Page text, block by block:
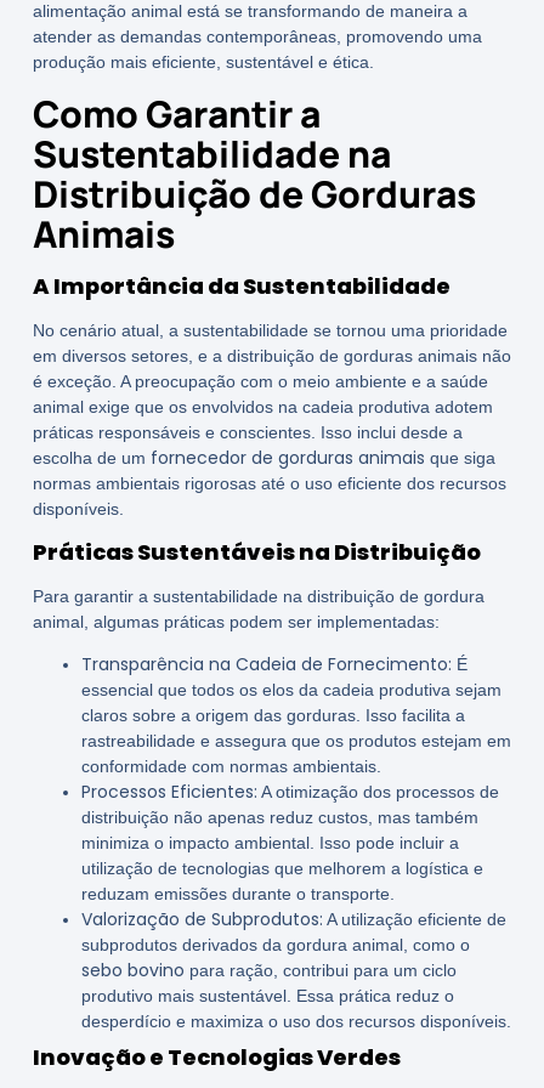
alimentação animal está se transformando de maneira a
atender as demandas contemporâneas, promovendo uma
produção mais eficiente, sustentável e ética.
Como Garantir a
Sustentabilidade na
Distribuição de Gorduras
Animais
A Importância da Sustentabilidade
No cenário atual, a sustentabilidade se tornou uma prioridade
em diversos setores, e a distribuição de gorduras animais não
é exceção. A preocupação com o meio ambiente e a saúde
animal exige que os envolvidos na cadeia produtiva adotem
práticas responsáveis e conscientes. Isso inclui desde a
escolha de um fornecedor de gorduras animais que siga
normas ambientais rigorosas até o uso eficiente dos recursos
disponíveis.
Práticas Sustentáveis na Distribuição
Para garantir a sustentabilidade na distribuição de gordura
animal, algumas práticas podem ser implementadas:
Transparência na Cadeia de Fornecimento: É
essencial que todos os elos da cadeia produtiva sejam
claros sobre a origem das gorduras. Isso facilita a
rastreabilidade e assegura que os produtos estejam em
conformidade com normas ambientais.
Processos Eficientes: A otimização dos processos de
distribuição não apenas reduz custos, mas também
minimiza o impacto ambiental. Isso pode incluir a
utilização de tecnologias que melhorem a logística e
reduzam emissões durante o transporte.
Valorização de Subprodutos: A utilização eficiente de
subprodutos derivados da gordura animal, como o
sebo bovino para ração, contribui para um ciclo
produtivo mais sustentável. Essa prática reduz o
desperdício e maximiza o uso dos recursos disponíveis.
Inovação e Tecnologias Verdes